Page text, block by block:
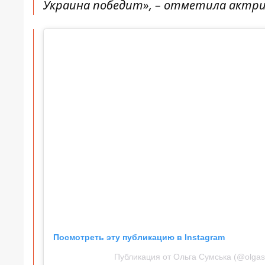
Украина победит», – отметила
Посмотреть эту публикацию в Instagram
Публикация от Ольга Сумська